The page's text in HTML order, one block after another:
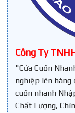
Công Ty
"Cửa Cuốn
nghiệp lên hàng
cuốn nhanh
Chất Lượng,